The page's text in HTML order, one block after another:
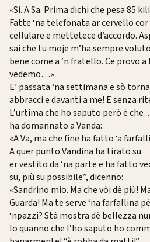
«Si. A Sa. Prima dichi che pesa 85
Fatte ‘na telefonata ar cervello cor
cellulare e mettetece d’accordo.
sai che tu moje m’ha sempre voluto
bene come a ‘n fratello. Ce provo
vedemo…»
E’ passata ‘na settimana e sò
abbracci e davanti a me! E senza
L’urtima che ho saputo però è
ha domannato a Vanda:
«A Va, ma che fine ha fatto ‘a
A quer punto Vandina ha tirato su
er vestito da ‘na parte e ha fatto
su, più su possibile”, dicenno:
«Sandrino mio. Ma che vòi dè più!
Guarda! Ma te serve ‘na farfallina pè
‘npazzi? Stà mostra dè bellezza
Io quanno che l’ho saputo ho